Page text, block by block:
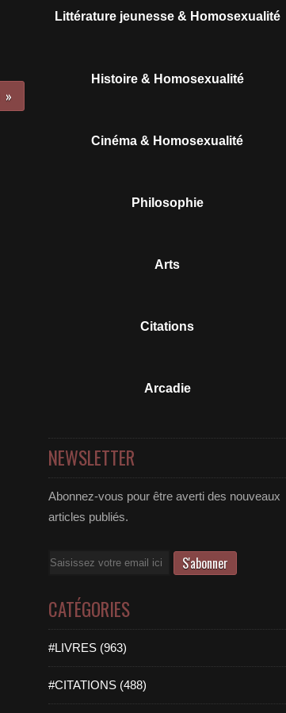
Littérature jeunesse & Homosexualité
Histoire & Homosexualité
Cinéma & Homosexualité
Philosophie
Arts
Citations
Arcadie
NEWSLETTER
Abonnez-vous pour être averti des nouveaux
articles publiés.
Email
CATÉGORIES
#LIVRES (963)
#CITATIONS (488)